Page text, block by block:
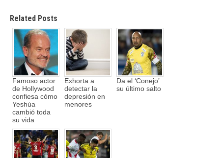
Related Posts
Famoso actor
de Hollywood
confiesa cómo
Yeshúa
cambió toda
su vida
Exhorta a
detectar la
depresión en
menores
Da el ‘Conejo’
su último salto